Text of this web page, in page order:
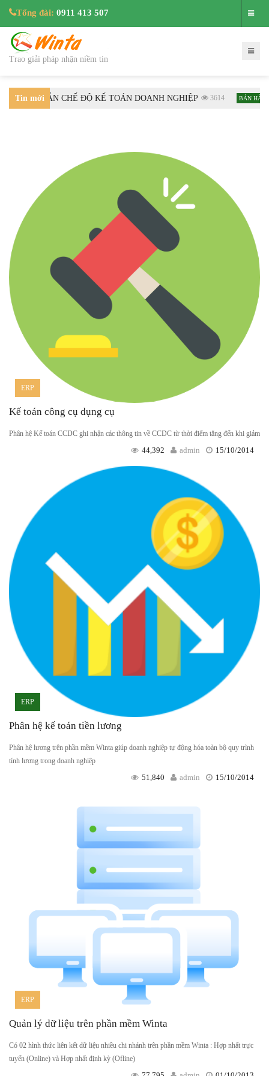
Tổng đài: 0911 413 507
Trao giải pháp nhận niềm tin
Tin mới
DẪN CHẾ ĐỘ KẾ TOÁN DOANH NGHIỆP 3614 BÁN HÀNG
ERP
Kế toán công cụ dụng cụ
Phân hệ Kế toán CCDC ghi nhận các thông tin về CCDC từ thời điểm tăng đến khi giảm
15/10/2014
admin
44,392
ERP
Phân hệ kế toán tiền lương
Phân hệ lương trên phần mềm Winta giúp doanh nghiệp tự động hóa toàn bộ quy trình
tính lương trong doanh nghiệp
15/10/2014
admin
51,840
ERP
Quản lý dữ liệu trên phần mềm Winta
Có 02 hình thức liên kết dữ liệu nhiều chi nhánh trên phần mềm Winta : Hợp nhất trực
tuyến (Online) và Hợp nhất định kỳ (Ofline)